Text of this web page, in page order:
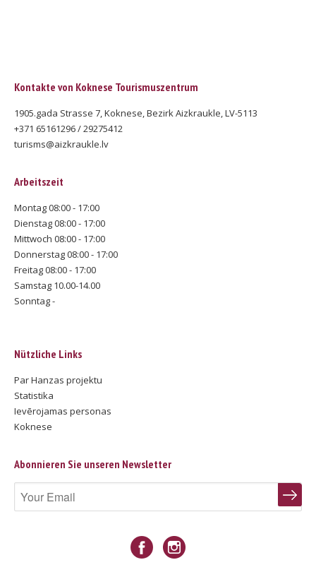
Kontakte von Koknese Tourismuszentrum
1905.gada Strasse 7, Koknese, Bezirk Aizkraukle, LV-5113
+371 65161296 / 29275412
turisms@aizkraukle.lv
Arbeitszeit
Montag 08:00 - 17:00
Dienstag 08:00 - 17:00
Mittwoch 08:00 - 17:00
Donnerstag 08:00 - 17:00
Freitag 08:00 - 17:00
Samstag 10.00-14.00
Sonntag -
Nützliche Links
Par Hanzas projektu
Statistika
Ievērojamas personas
Koknese
Abonnieren Sie unseren Newsletter